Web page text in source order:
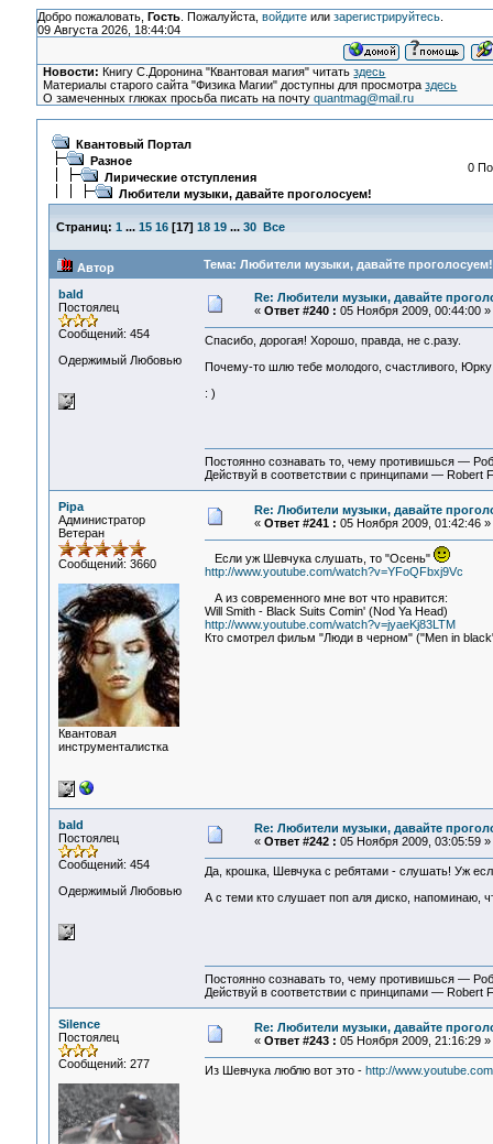
Добро пожаловать, Гость. Пожалуйста, войдитеили зарегистрируйтесь.
09 Августа 2026, 18:44:04
Новости: Книгу С.Доронина "Квантовая магия" читатьздесь
Материалы старого сайта "Физика Магии" доступны для просмотраздесь
О замеченных глюках просьба писать на почтуquantmag@mail.ru
Квантовый Портал
Разное
Лирические отступления
Любители музыки, давайте проголосуем!
0
Страниц: 1 ... 15 16[17] 18 19 ... 30 Все
Автор Тема: Любители музыки, давайте
bald
Постоялец
Сообщений: 454
Одержимый Любовью
Re: Любители музыки, давайте
« Ответ #240 : 05 Ноября 2009, 00:44:00 »
Спасибо, дорогая! Хорошо, правда, не с.разу.
Почему-то шлю тебе молодого, счастливого,
: )
Постоянно сознавать то, чему противишься —
Действуй в соответствии с принципами — Robert
Pipa
Администратор
Ветеран
Сообщений: 3660
Квантовая
инструменталистка
Re: Любители музыки, давайте
« Ответ #241 : 05 Ноября 2009, 01:42:46 »
Если уж Шевчука слушать, то "Осень"
http://www.youtube.com/watch?v=YFoQFbxj9Vc
А из современного мне вот что нравится:
Will Smith - Black Suits Comin' (Nod Ya Head)
http://www.youtube.com/watch?v=jyaeKj83LTM
Кто смотрел фильм "Люди в черном" ("Men in
bald
Постоялец
Сообщений: 454
Одержимый Любовью
Re: Любители музыки, давайте
« Ответ #242 : 05 Ноября 2009, 03:05:59 »
Да, крошка, Шевчука с ребятами - слушать! Уж
А с теми кто слушает поп аля диско, напоминаю,
Постоянно сознавать то, чему противишься —
Действуй в соответствии с принципами — Robert
Silence
Постоялец
Сообщений: 277
Re: Любители музыки, давайте
« Ответ #243 : 05 Ноября 2009, 21:16:29 »
Из Шевчука люблю вот это - http://